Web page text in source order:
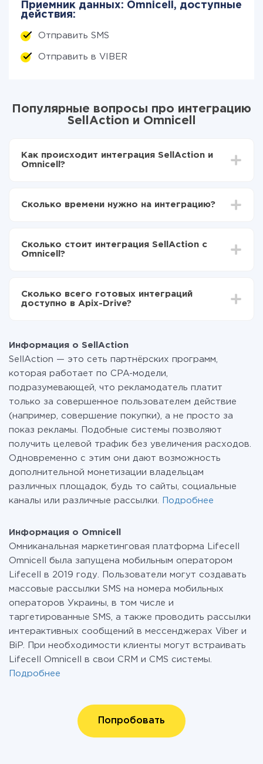
Приемник данных: Omnicell, доступные
действия:
Отправить SMS
Отправить в VIBER
Популярные вопросы про интеграцию
SellAction и Omnicell
Как происходит интеграция SellAction и
Omnicell?
Выбираете какие данные передавать из
Теперь данные будут автоматически
передаваться из SellAction в Omnicell
Сколько времени нужно на интеграцию?
отличаться и составлять от 5-ти до 30-минут. В
среднем настройка занимает 10-15 минут.
Сколько стоит интеграция SellAction с
Omnicell?
функционал. Вы оплачиваете только количество
данных, которые по факту передаются из одной
перейти на платный, при необходимости. Подробнее
отарифах
Сколько всего готовых интеграций
доступно в Apix-Drive?
Информация о SellAction
SellAction — это сеть партнёрских программ,
которая работает по CPA-модели,
подразумевающей, что рекламодатель платит
только за совершенное пользователем действие
(например, совершение покупки), а не просто за
показ рекламы. Подобные системы позволяют
получить целевой трафик без увеличения расходов.
Одновременно с этим они дают возможность
дополнительной монетизации владельцам
различных площадок, будь то сайты, социальные
каналы или различные рассылки.
Подробнее
Информация о Omnicell
Омниканальная маркетинговая платформа Lifecell
Omnicell была запущена мобильным оператором
Lifecell в 2019 году. Пользователи могут создавать
массовые рассылки SMS на номера мобильных
операторов Украины, в том числе и
таргетированные SMS, а также проводить рассылки
интерактивных сообщений в мессенджерах Viber и
BiP. При необходимости клиенты могут встраивать
Lifecell Omnicell в свои CRM и CMS системы.
Подробнее
Попробовать